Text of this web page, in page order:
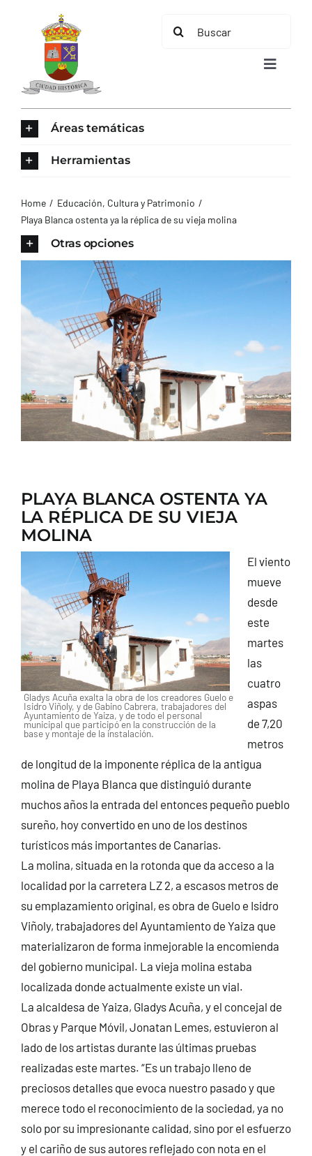
contenido
Buscar:
Toggle
AYUNTAMIENTO
CONTACTO
Áreas temáticas
Herramientas
Home
Educación, Cultura y Patrimonio
Playa Blanca ostenta ya la réplica de su vieja molina
Otras opciones
PLAYA BLANCA OSTENTA YA
LA RÉPLICA DE SU VIEJA
MOLINA
Gladys Acuña exalta la obra de los creadores Guelo e
Isidro Viñoly, y de Gabino Cabrera, trabajadores del
Ayuntamiento de Yaiza, y de todo el personal
municipal que participó en la construcción de la
base y montaje de la instalación.
El viento
mueve
desde
este
martes
las
cuatro
aspas
de 7,20
metros
de longitud de la imponente réplica de la antigua
molina de Playa Blanca que distinguió durante
muchos años la entrada del entonces pequeño pueblo
sureño, hoy convertido en uno de los destinos
turísticos más importantes de Canarias.
La molina, situada en la rotonda que da acceso a la
localidad por la carretera LZ 2, a escasos metros de
su emplazamiento original, es obra de Guelo e Isidro
Viñoly, trabajadores del Ayuntamiento de Yaiza que
materializaron de forma inmejorable la encomienda
del gobierno municipal. La vieja molina estaba
localizada donde actualmente existe un vial.
La alcaldesa de Yaiza, Gladys Acuña, y el concejal de
Obras y Parque Móvil, Jonatan Lemes, estuvieron al
lado de los artistas durante las últimas pruebas
realizadas este martes. “Es un trabajo lleno de
preciosos detalles que evoca nuestro pasado y que
merece todo el reconocimiento de la sociedad, ya no
solo por su impresionante calidad, sino por el esfuerzo
y el cariño de sus autores reflejado con nota en el